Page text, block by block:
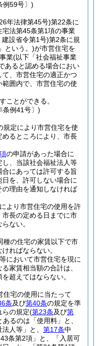
例59号〕)
年法律第45号)第22条に
法第45条第1項の事業
設省令第1号)第2条に規
という。)が市営住宅を
業(以下「社会福祉事業
あると認める場合におい
、市営住宅の適正かつ
囲内で、市営住宅の使
ことができる。
例41号〕)
規定により市営住宅を使
るところにより、市長
の申請があった場合に
、当該社会福祉法人等
にあっては許可する旨
を、許可しない場合に
理由を通知しなければ
より市営住宅の使用を許
長の定める日までに市
ない。
種の住宅の家賃以下で市
ればならない。
において市営住宅を現に
家賃相当額の合計は、
超えてはならない。
住宅の使用に当たって
条及び第40条の規定を準
らの規定(第23条及び第
るのは「使用料」と、
人等」と、 第17条中
条第2項」と、「入居可